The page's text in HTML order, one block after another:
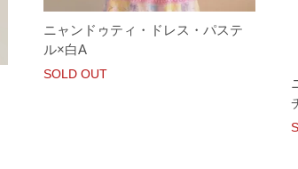
ニャンドゥティ・ドレス・パステ
ル×白A
SOLD OUT